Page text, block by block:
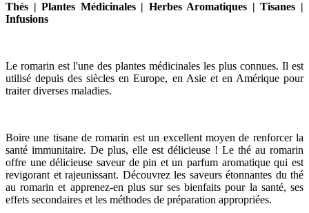
Thés | Plantes Médicinales | Herbes Aromatiques | Tisanes |
Infusions
Le romarin est l'une des plantes médicinales les plus connues. Il est
utilisé depuis des siècles en Europe, en Asie et en Amérique pour
traiter diverses maladies.
Boire une tisane de romarin est un excellent moyen de renforcer la
santé immunitaire. De plus, elle est délicieuse ! Le thé au romarin
offre une délicieuse saveur de pin et un parfum aromatique qui est
revigorant et rajeunissant. Découvrez les saveurs étonnantes du thé
au romarin et apprenez-en plus sur ses bienfaits pour la santé, ses
effets secondaires et les méthodes de préparation appropriées.